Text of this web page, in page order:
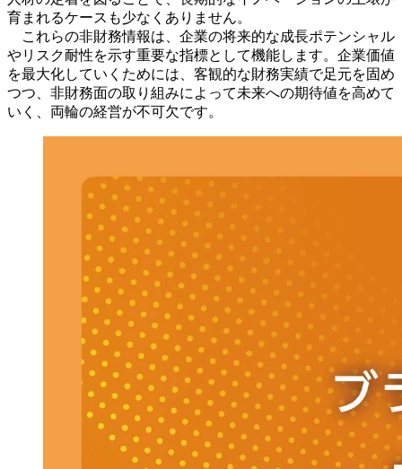
育まれるケースも少なくありません。
これらの非財務情報は、企業の将来的な成長ポテンシャル
やリスク耐性を示す重要な指標として機能します。企業価値
を最大化していくためには、客観的な財務実績で足元を固め
つつ、非財務面の取り組みによって未来への期待値を高めて
いく、両輪の経営が不可欠です。